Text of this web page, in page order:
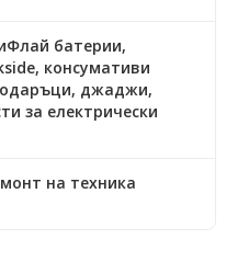
батерии,
консумативи
джаджи,
за електрически
на техника